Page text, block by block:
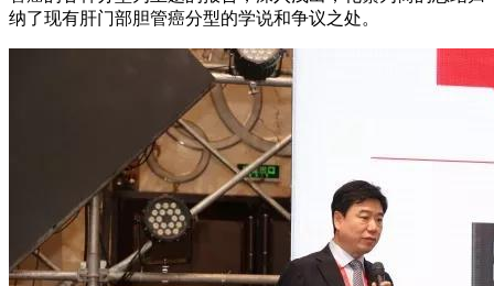
纳了现有肝门部胆管癌分型的学说和争议之处。